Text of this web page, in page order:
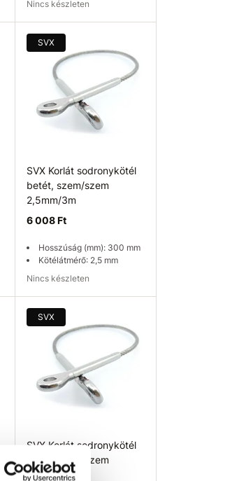
Nincs készleten
Elérhetőség ellenőrzése
SVX
SVX Korlát sodronykötél
betét, szem/szem
2,5mm/3m
6 008 Ft
Hosszúság (mm): 300 mm
Kötélátmérő: 2,5 mm
Nincs készleten
Elérhetőség ellenőrzése
SVX
SVX Korlát sodronykötél
betét, szem/szem
4mm/2m